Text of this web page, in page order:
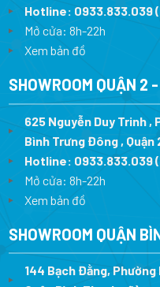
Hotline: 0933.833.039
Mở cửa: 8h-22h
Xem bản đồ
SHOWROOM QUẬN 2
625 Nguyễn Duy Trinh ,
Bình Trưng Đông , Quận
Hotline: 0933.833.039
Mở cửa: 8h-22h
Xem bản đồ
SHOWROOM QUẬN
144 Bạch Đằng, Phường